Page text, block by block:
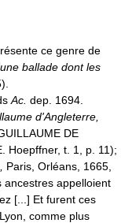
ce genre de
ballade dont les
Ac. dep. 1694.
d'Angleterre,
DE
Hoepffner, t. 1, p. 11);
Paris, Orléans, 1665,
ancestres appelloient
[...] Et furent ces
comme plus